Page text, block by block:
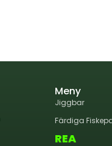
Meny
Jiggbar
Färdiga
REA